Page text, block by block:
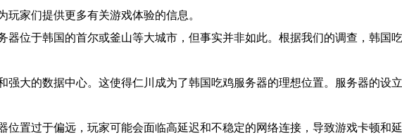
家们提供更多有关游戏体验的信息。
位于韩国的首尔或釜山等大城市，但事实并非如此。根据我们的调查，韩国
大的数据中心。这使得仁川成为了韩国吃鸡服务器的理想位置。服务器的设
置过于偏远，玩家可能会面临高延迟和不稳定的网络连接，导致游戏卡顿和